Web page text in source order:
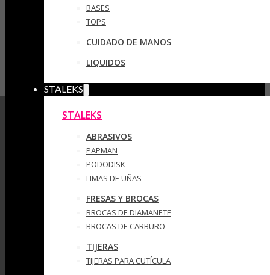
BASES
TOPS
CUIDADO DE MANOS
LIQUIDOS
STALEKS
STALEKS
ABRASIVOS
PAPMAN
PODODISK
LIMAS DE UÑAS
FRESAS Y BROCAS
BROCAS DE DIAMANETE
BROCAS DE CARBURO
TIJERAS
TIJERAS PARA CUTÍCULA